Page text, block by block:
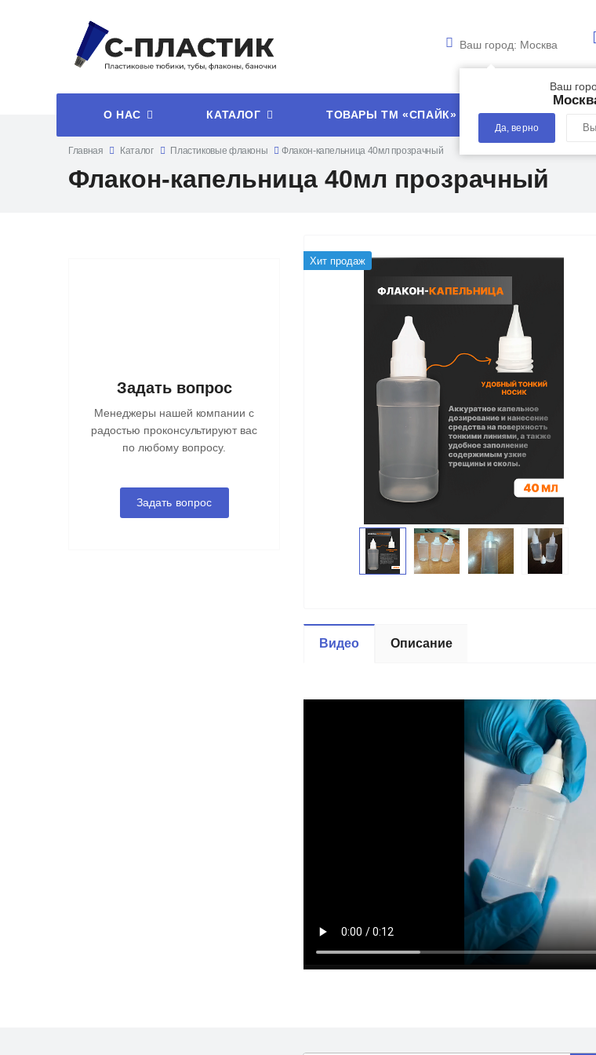
Ваш город: Москва
Ваш
Да, верно
О НАС КАТАЛОГ ТОВАРЫ ТМ «СПАЙК» УСЛУГИ
Главная Каталог Пластиковые флаконы Флакон-капельница 40мл прозрачный
Флакон-капельница 40мл прозрачный
Задать вопрос
Менеджеры нашей компании с
радостью проконсультируют вас
по любому вопросу.
Задать вопрос
Хит продаж
Описание
Видео